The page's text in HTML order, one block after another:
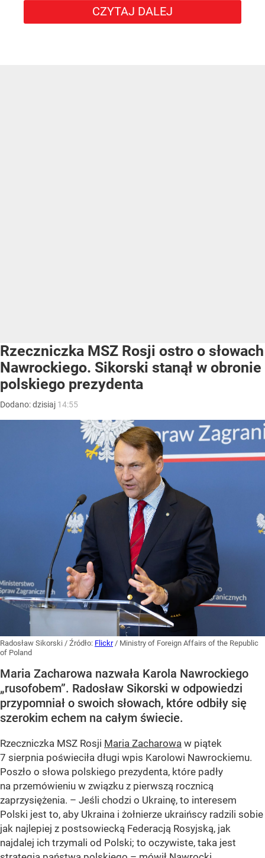
CZYTAJ DALEJ
Rzeczniczka MSZ Rosji ostro o słowach
Nawrockiego. Sikorski stanął w obronie
polskiego prezydenta
Dodano:dzisiaj 14:55
Radosław Sikorski / Źródło: Flickr / Ministry of Foreign Affairs of the Republic
of Poland
Maria Zacharowa nazwała Karola Nawrockiego
„rusofobem”. Radosław Sikorski w odpowiedzi
przypomniał o swoich słowach, które odbiły się
szerokim echem na całym świecie.
Rzeczniczka MSZ Rosji Maria Zacharowa w piątek
7 sierpnia poświeciła długi wpis Karolowi Nawrockiemu.
Poszło o słowa polskiego prezydenta, które padły
na przemówieniu w związku z pierwszą rocznicą
zaprzysiężenia. – Jeśli chodzi o Ukrainę, to interesem
Polski jest to, aby Ukraina i żołnierze ukraińscy radzili sobie
jak najlepiej z postsowiecką Federacją Rosyjską, jak
najdalej ich trzymali od Polski; to oczywiste, taka jest